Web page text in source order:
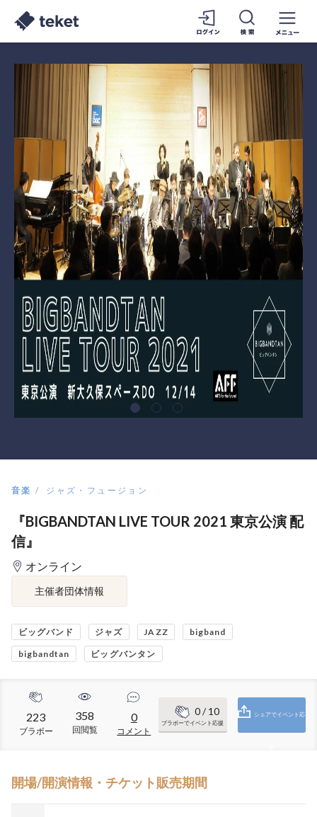
音楽 ジャズ・フュージョン
『BIGBANDTAN LIVE TOUR 2021 東京公演 配
信』
オンライン
主催者団体情報
ビッグバンド ジャズ JAZZ bigband
bigbandtan ビッグバンタン
223
ブラボー
358
回閲覧
0
コメント
0/ 10
ブラボーでイベント応援
シェアでイベント応
開場/開演情報・チケット販売期間